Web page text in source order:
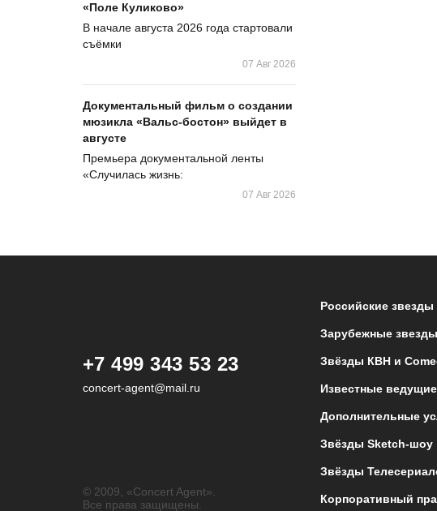
«Поле Куликово»
В начале августа 2026 года стартовали
съёмки
07 Авг 2026
Документальный фильм о создании
мюзикла «Вальс-бостон» выйдет в
августе
Премьера документальной ленты
«Случилась жизнь:
07 Авг 2026
+7 499 343 53 23
concert-agent@mail.ru
© 2009, «Concert Agent».
Все права защищены.
Российские
Зарубежные
Звёзды КВН и
Известные ведущие
Дополнительные
Звёзды Sketch-шоу
Звёзды
Корпоративный